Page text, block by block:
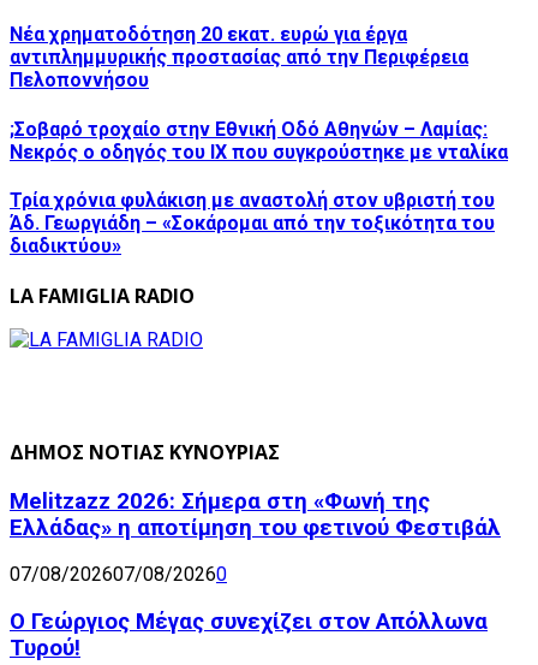
Νέα χρηματοδότηση 20 εκατ. ευρώ για έργα
αντιπλημμυρικής προστασίας από την Περιφέρεια
Πελοποννήσου
;Σοβαρό τροχαίο στην Εθνική Οδό Αθηνών – Λαμίας:
Νεκρός ο οδηγός του ΙΧ που συγκρούστηκε με νταλίκα
Τρία χρόνια φυλάκιση με αναστολή στον υβριστή του
Άδ. Γεωργιάδη – «Σοκάρομαι από την τοξικότητα του
διαδικτύου»
LA FAMIGLIA RADIO
ΔΗΜΟΣ ΝΟΤΙΑΣ ΚΥΝΟΥΡΙΑΣ
Melitzazz 2026: Σήμερα στη «Φωνή της
Ελλάδας» η αποτίμηση του φετινού Φεστιβάλ
07/08/202607/08/20260
Ο Γεώργιος Μέγας συνεχίζει στον Απόλλωνα
Τυρού!